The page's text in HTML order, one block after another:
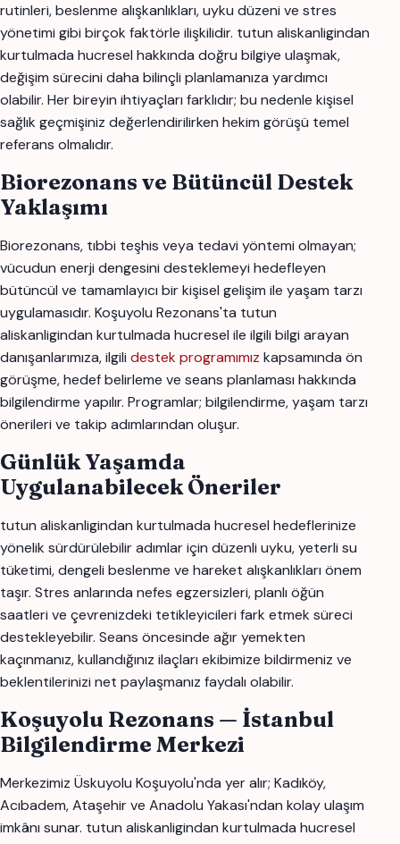
rutinleri, beslenme alışkanlıkları, uyku düzeni ve stres
yönetimi gibi birçok faktörle ilişkilidir. tutun aliskanligindan
kurtulmada hucresel hakkında doğru bilgiye ulaşmak,
değişim sürecini daha bilinçli planlamanıza yardımcı
olabilir. Her bireyin ihtiyaçları farklıdır; bu nedenle kişisel
sağlık geçmişiniz değerlendirilirken hekim görüşü temel
referans olmalıdır.
Biorezonans ve Bütüncül Destek
Yaklaşımı
Biorezonans, tıbbi teşhis veya tedavi yöntemi olmayan;
vücudun enerji dengesini desteklemeyi hedefleyen
bütüncül ve tamamlayıcı bir kişisel gelişim ile yaşam tarzı
uygulamasıdır. Koşuyolu Rezonans'ta tutun
aliskanligindan kurtulmada hucresel ile ilgili bilgi arayan
danışanlarımıza, ilgili destek programımız kapsamında ön
görüşme, hedef belirleme ve seans planlaması hakkında
bilgilendirme yapılır. Programlar; bilgilendirme, yaşam tarzı
önerileri ve takip adımlarından oluşur.
Günlük Yaşamda
Uygulanabilecek Öneriler
tutun aliskanligindan kurtulmada hucresel hedeflerinize
yönelik sürdürülebilir adımlar için düzenli uyku, yeterli su
tüketimi, dengeli beslenme ve hareket alışkanlıkları önem
taşır. Stres anlarında nefes egzersizleri, planlı öğün
saatleri ve çevrenizdeki tetikleyicileri fark etmek süreci
destekleyebilir. Seans öncesinde ağır yemekten
kaçınmanız, kullandığınız ilaçları ekibimize bildirmeniz ve
beklentilerinizi net paylaşmanız faydalı olabilir.
Koşuyolu Rezonans — İstanbul
Bilgilendirme Merkezi
Merkezimiz Üskuyolu Koşuyolu'nda yer alır; Kadıköy,
Acıbadem, Ataşehir ve Anadolu Yakası'ndan kolay ulaşım
imkânı sunar. tutun aliskanligindan kurtulmada hucresel